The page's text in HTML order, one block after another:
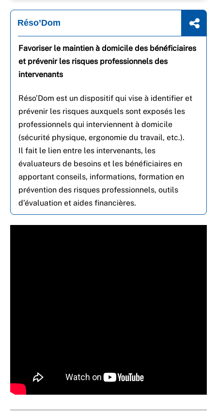
Réso’Dom
Favoriser le maintien à domicile des bénéficiaires
et prévenir les risques professionnels des
intervenants
Réso’Dom est un dispositif qui vise à identifier et
prévenir les risques auxquels sont exposés les
professionnels qui interviennent à domicile
(sécurité physique, ergonomie du travail, etc.).
Il fait le lien entre les intervenants, les
évaluateurs de besoins et les bénéficiaires en
apportant conseils, informations, formation en
prévention des risques professionnels, outils
d’évaluation et aides financières.